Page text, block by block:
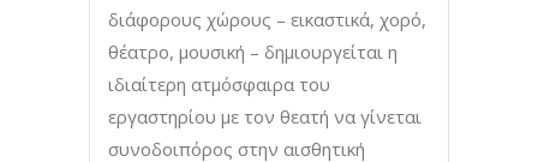
διάφορους χώρους – εικαστικά, χορό,
θέατρο, μουσική – δημιουργείται η
ιδιαίτερη ατμόσφαιρα του
εργαστηρίου με τον θεατή να γίνεται
συνοδοιπόρος στην αισθητική